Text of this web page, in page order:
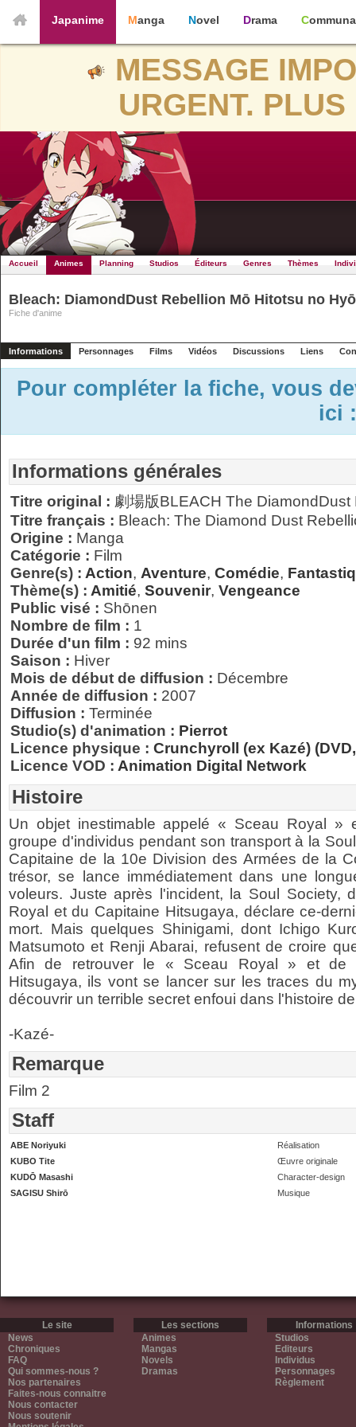
Japanime Manga Novel Drama
MESSAGE
URGENT.
Accueil Animes Planning Studios Éditeurs Genres Thèmes
Bleach: DiamondDust Rebellion Mō Hitotsu no
Fiche d'anime
Informations Personnages Films Vidéos Discussions Liens
Pour compléter la fiche, vous
ici
Informations générales
Titre original : 劇場版BLEACH The
Titre français : Bleach: The Diamond Dust
Origine : Manga
Catégorie : Film
Genre(s) : Action, Aventure, Comédie,
Thème(s) : Amitié, Souvenir, Vengeance
Public visé : Shōnen
Nombre de film : 1
Durée d'un film : 92 mins
Saison : Hiver
Mois de début de diffusion : Décembre
Année de diffusion : 2007
Diffusion : Terminée
Studio(s) d'animation : Pierrot
Licence physique : Crunchyroll (ex Kazé)
Licence VOD : Animation Digital Network
Histoire
Un objet inestimable appelé « Sceau Royal »
groupe d'individus pendant son transport à la
Capitaine de la 10e Division des Armées de la
trésor, se lance immédiatement dans une
voleurs. Juste après l'incident, la Soul Society,
Royal et du Capitaine Hitsugaya, déclare ce-
mort. Mais quelques Shinigami, dont Ichigo
Matsumoto et Renji Abarai, refusent de croire
Afin de retrouver le « Sceau Royal » et de
Hitsugaya, ils vont se lancer sur les traces du
découvrir un terrible secret enfoui dans l'histoire
-Kazé-
Remarque
Film 2
Staff
ABE Noriyuki
Réalisation
KUBO Tite
Œuvre originale
KUDŌ Masashi
Character-design
SAGISU Shirō
Musique
Le site
News
Chroniques
FAQ
Qui sommes-nous ?
Nos partenaires
Faites-nous connaitre
Nous contacter
Nous soutenir
Les sections
Animes
Mangas
Novels
Dramas
Informations
Studios
Editeurs
Individus
Personnages
Règlement